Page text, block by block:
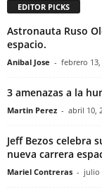
EDITOR PICKS
Astronauta Ruso
espacio.
Anibal Jose - febrero 13,
3 amenazas a la
Martin Perez - abril 10,
Jeff Bezos celebra
nueva carrera
Mariel Contreras - julio